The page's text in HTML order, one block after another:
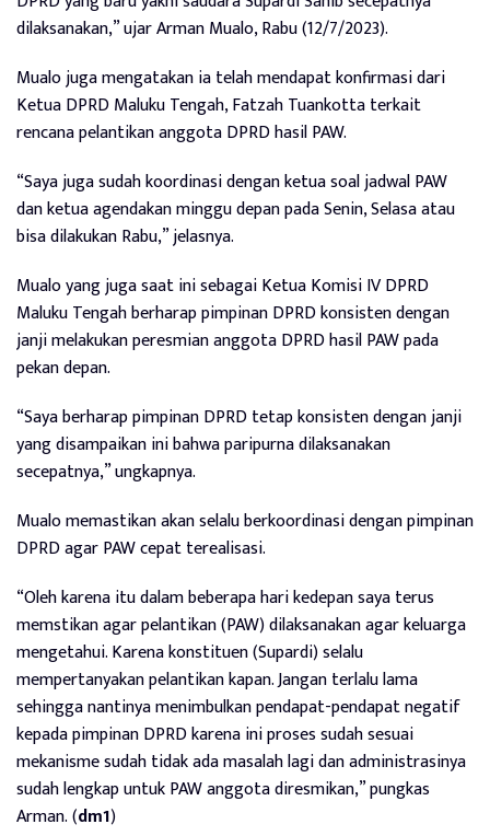
dilaksanakan,” ujar Arman Mualo, Rabu (12/7/2023).
Mualo juga mengatakan ia telah mendapat konfirmasi dari
Ketua DPRD Maluku Tengah, Fatzah Tuankotta terkait
rencana pelantikan anggota DPRD hasil PAW.
“Saya juga sudah koordinasi dengan ketua soal jadwal PAW
dan ketua agendakan minggu depan pada Senin, Selasa atau
bisa dilakukan Rabu,” jelasnya.
Mualo yang juga saat ini sebagai Ketua Komisi IV DPRD
Maluku Tengah berharap pimpinan DPRD konsisten dengan
janji melakukan peresmian anggota DPRD hasil PAW pada
pekan depan.
“Saya berharap pimpinan DPRD tetap konsisten dengan janji
yang disampaikan ini bahwa paripurna dilaksanakan
secepatnya,” ungkapnya.
Mualo memastikan akan selalu berkoordinasi dengan pimpinan
DPRD agar PAW cepat terealisasi.
“Oleh karena itu dalam beberapa hari kedepan saya terus
memstikan agar pelantikan (PAW) dilaksanakan agar keluarga
mengetahui. Karena konstituen (Supardi) selalu
mempertanyakan pelantikan kapan. Jangan terlalu lama
sehingga nantinya menimbulkan pendapat-pendapat negatif
kepada pimpinan DPRD karena ini proses sudah sesuai
mekanisme sudah tidak ada masalah lagi dan administrasinya
sudah lengkap untuk PAW anggota diresmikan,” pungkas
Arman. (dm1)